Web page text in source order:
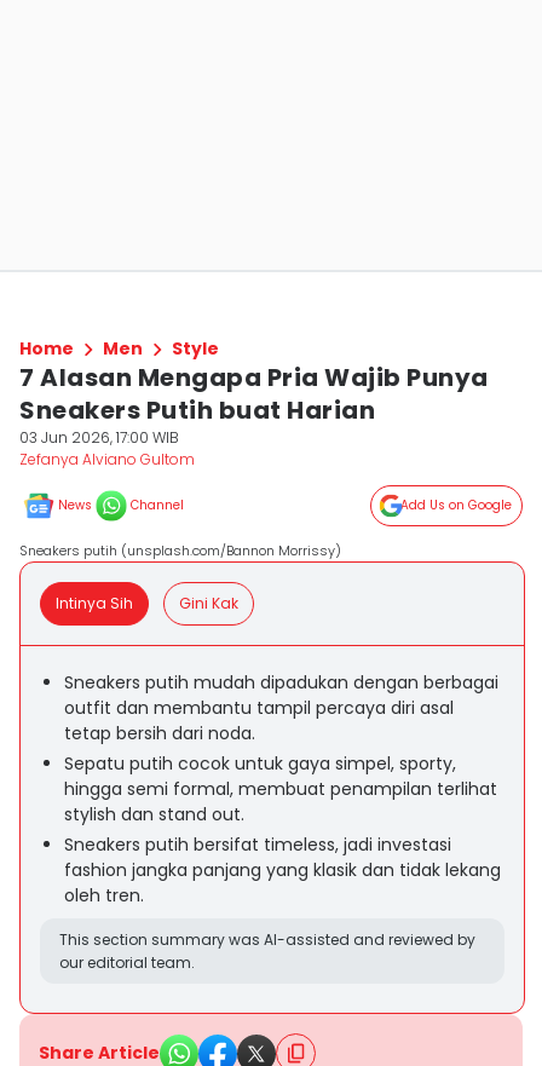
Home Men Style
7 Alasan Mengapa Pria Wajib Punya
Sneakers Putih buat Harian
03 Jun 2026, 17:00 WIB
Zefanya Alviano Gultom
News Channel Add Us on Google
Sneakers putih (unsplash.com/Bannon Morrissy)
Intinya Sih Gini Kak
Sneakers putih mudah dipadukan dengan berbagai
outfit dan membantu tampil percaya diri asal
tetap bersih dari noda.
Sepatu putih cocok untuk gaya simpel, sporty,
hingga semi formal, membuat penampilan terlihat
stylish dan stand out.
Sneakers putih bersifat timeless, jadi investasi
fashion jangka panjang yang klasik dan tidak lekang
oleh tren.
This section summary was AI-assisted and reviewed by
our editorial team.
Share Article